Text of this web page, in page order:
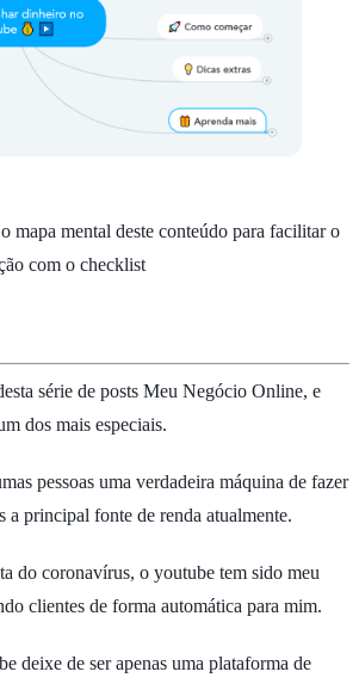
mapa mental deste conteúdo para facilitar o
com o checklist
série de posts Meu Negócio Online, e
dos mais especiais.
pessoas uma verdadeira máquina de fazer
a principal fonte de renda atualmente.
do coronavírus, o youtube tem sido meu
clientes de forma automática para mim.
deixe de ser apenas uma plataforma de